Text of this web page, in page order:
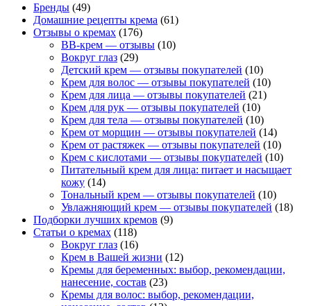
Бренды (49)
Домашние рецепты крема (61)
Отзывы о кремах (176)
BB-крем — отзывы (10)
Вокруг глаз (29)
Детский крем — отзывы покупателей (10)
Крем для волос — отзывы покупателей (10)
Крем для лица — отзывы покупателей (21)
Крем для рук — отзывы покупателей (10)
Крем для тела — отзывы покупателей (10)
Крем от морщин — отзывы покупателей (14)
Крем от растяжек — отзывы покупателей (10)
Крем с кислотами — отзывы покупателей (10)
Питательный крем для лица: питает и насыщает
кожу (14)
Тональный крем — отзывы покупателей (10)
Увлажняющий крем — отзывы покупателей (18)
Подборки лучших кремов (9)
Статьи о кремах (118)
Вокруг глаз (16)
Крем в Вашей жизни (12)
Кремы для беременных: выбор, рекомендации,
нанесение, состав (23)
Кремы для волос: выбор, рекомендации,